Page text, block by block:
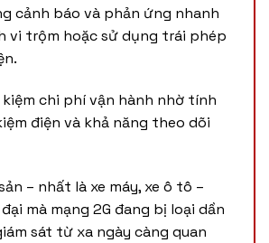
cảnh báo và phản ứng nhanh
vi trộm hoặc sử dụng trái phép
chi phí vận hành nhờ tính
điện và khả năng theo dõi
– nhất là xe máy, xe ô tô –
mà mạng 2G đang bị loại dần
sát từ xa ngày càng quan